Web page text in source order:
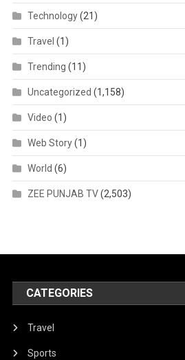
Technology(21)
Travel (1)
Trending (11)
Uncategorized (1,158)
Video (1)
Web Story(1)
World (6)
ZEE PUNJAB TV(2,503)
CATEGORIES
Travel
Sports